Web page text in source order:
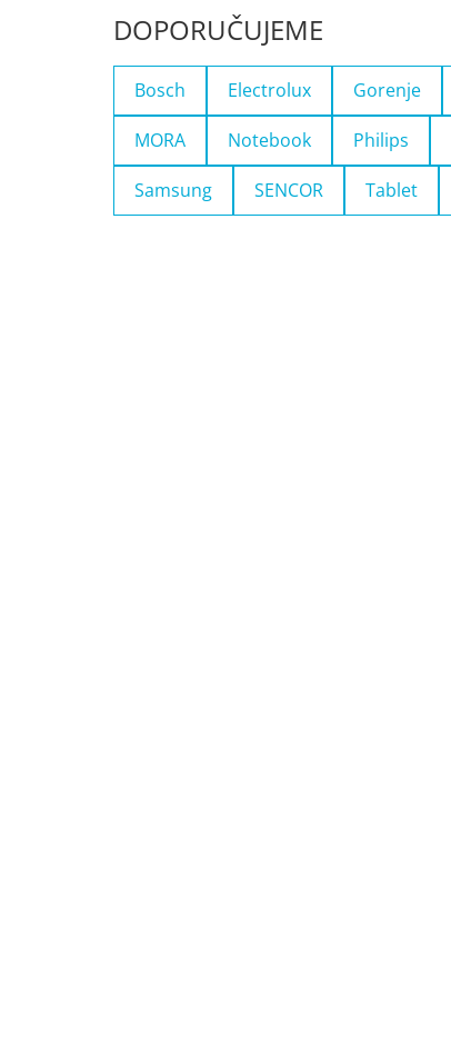
DOPORUČUJEME
Bosch Electrolux Gorenje
MORA Notebook Philips
Samsung SENCOR Tablet